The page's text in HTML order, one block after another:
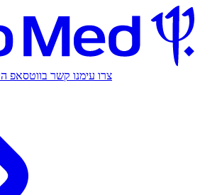
צרו עימנו קשר בווטסאפ